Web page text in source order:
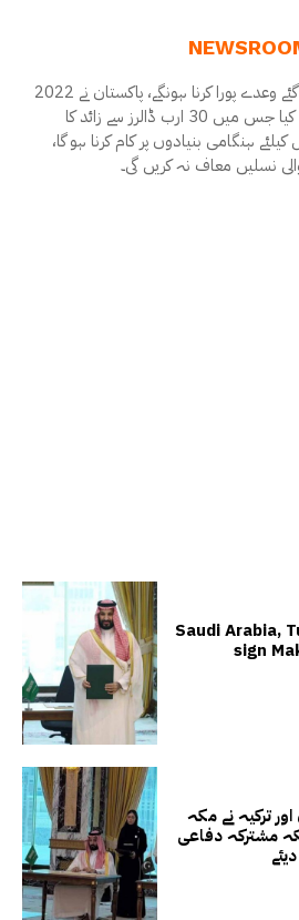
کوپ 27 و کوپ 28 میں کیے گئے وعدے پورا کرنا ہونگے، پاکستان نے 2022
میں تباہ کن سیلاب کا سامنا کیا جس میں 30 ارب ڈالرز سے زائد کا
ہنگامی بنیادوں پر کام کرنا ہو گا،
نسلیں معاف نہ کریں گی۔
Saudi Arabia,
sign
ترکیہ نے مکہ
مشترکہ دفاعی